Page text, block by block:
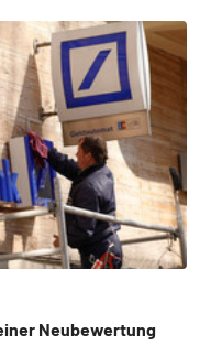
vor einer Neubewertung